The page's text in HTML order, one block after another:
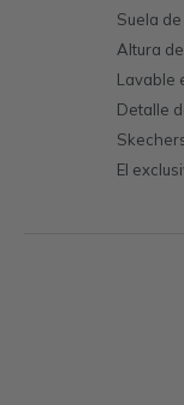
Suela
Altura
Lavable
Detalle
El